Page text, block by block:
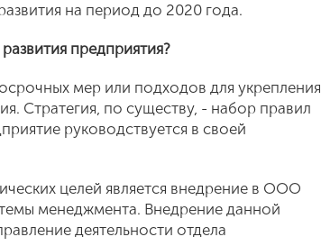
на период до 2020 года.
предприятия?
мер или подходов для укрепления
Стратегия, по существу, - набор правил
руководствуется в своей
целей является внедрение в ООО
менеджмента. Внедрение данной
деятельности отдела